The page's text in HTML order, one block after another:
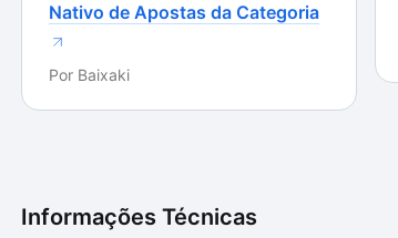
Nativo de Apostas da Categoria
Por Baixaki
Informações Técnicas